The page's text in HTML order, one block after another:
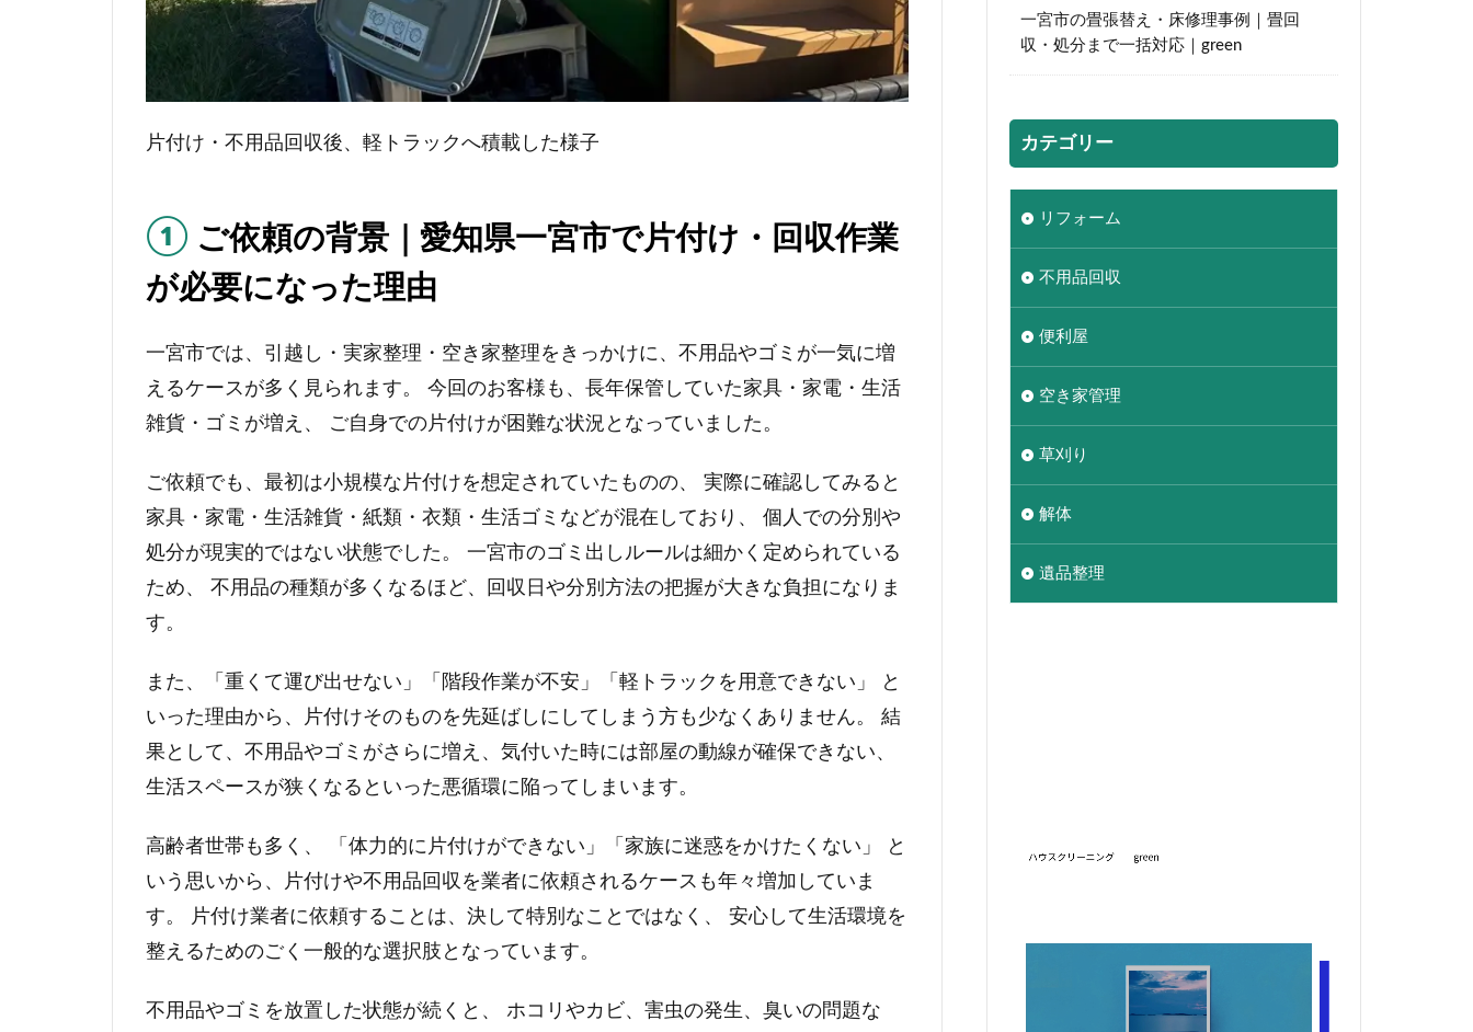
片付け・不用品回収後、軽トラックへ積載した様子
① ご依頼の背景｜愛知県一宮市で片付け・回収作業
が必要になった理由
一宮市では、引越し・実家整理・空き家整理をきっかけに、不用品やゴミが一気に増
えるケースが多く見られます。 今回のお客様も、長年保管していた家具・家電・生活
雑貨・ゴミが増え、 ご自身での片付けが困難な状況となっていました。
ご依頼でも、最初は小規模な片付けを想定されていたものの、 実際に確認してみると
家具・家電・生活雑貨・紙類・衣類・生活ゴミなどが混在しており、 個人での分別や
処分が現実的ではない状態でした。 一宮市のゴミ出しルールは細かく定められている
ため、 不用品の種類が多くなるほど、回収日や分別方法の把握が大きな負担になりま
す。
また、「重くて運び出せない」「階段作業が不安」「軽トラックを用意できない」 と
いった理由から、片付けそのものを先延ばしにしてしまう方も少なくありません。 結
果として、不用品やゴミがさらに増え、気付いた時には部屋の動線が確保できない、
生活スペースが狭くなるといった悪循環に陥ってしまいます。
高齢者世帯も多く、 「体力的に片付けができない」「家族に迷惑をかけたくない」 と
いう思いから、片付けや不用品回収を業者に依頼されるケースも年々増加していま
す。 片付け業者に依頼することは、決して特別なことではなく、 安心して生活環境を
整えるためのごく一般的な選択肢となっています。
不用品やゴミを放置した状態が続くと、 ホコリやカビ、害虫の発生、臭いの問題な
一宮市の畳張替え・床修理事例｜畳回
収・処分まで一括対応｜green
カテゴリー
リフォーム
不用品回収
便利屋
空き家管理
草刈り
解体
遺品整理